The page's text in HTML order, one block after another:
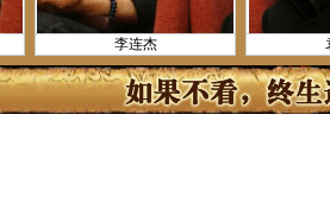
李连杰